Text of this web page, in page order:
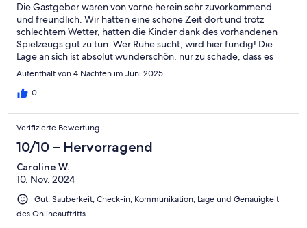
Die Gastgeber waren von vorne herein sehr zuvorkommend
und freundlich. Wir hatten eine schöne Zeit dort und trotz
schlechtem Wetter, hatten die Kinder dank des vorhandenen
Spielzeugs gut zu tun. Wer Ruhe sucht, wird hier fündig! Die
Lage an sich ist absolut wunderschön, nur zu schade, dass es
doch sehr weit weg von z.B. Sassnitz oder Binz ist. Wer also, so
Hinterkopf behalten.Das Haus ist sehr schön eingerichtet, vor
weiterempfehlen!
Aufenthalt von 4 Nächten im Juni 2025
0
Verifizierte Bewertung
10/10 – Hervorragend
Caroline W.
10. Nov. 2024
Gut: Sauberkeit, Check-in, Kommunikation, Lage und Genauigkeit
des Onlineauftritts